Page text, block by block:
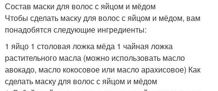
Состав маски для волос с яйцом и мёдом
Чтобы сделать маску для волос с яйцом и мёдом, вам
понадобятся следующие ингредиенты:
1 яйцо 1 столовая ложка мёда 1 чайная ложка
растительного масла (можно использовать масло
авокадо, масло кокосовое или масло арахисовое) Как
сделать маску для волос с яйцом и мёдом